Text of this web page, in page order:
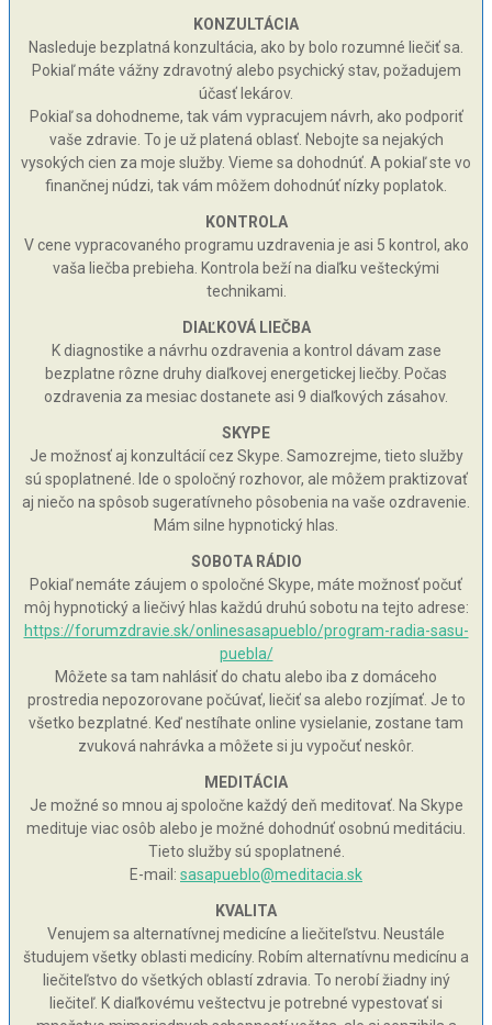
KONZULTÁCIA
Nasleduje bezplatná konzultácia, ako by bolo rozumné liečiť sa.
Pokiaľ máte vážny zdravotný alebo psychický stav, požadujem
účasť lekárov.
Pokiaľ sa dohodneme, tak vám vypracujem návrh, ako podporiť
vaše zdravie. To je už platená oblasť. Nebojte sa nejakých
vysokých cien za moje služby. Vieme sa dohodnúť. A pokiaľ ste vo
finančnej núdzi, tak vám môžem dohodnúť nízky poplatok.
KONTROLA
V cene vypracovaného programu uzdravenia je asi 5 kontrol, ako
vaša liečba prebieha. Kontrola beží na diaľku vešteckými
technikami.
DIAĽKOVÁ LIEČBA
K diagnostike a návrhu ozdravenia a kontrol dávam zase
bezplatne rôzne druhy diaľkovej energetickej liečby. Počas
ozdravenia za mesiac dostanete asi 9 diaľkových zásahov.
SKYPE
Je možnosť aj konzultácií cez Skype. Samozrejme, tieto služby
sú spoplatnené. Ide o spoločný rozhovor, ale môžem praktizovať
aj niečo na spôsob sugeratívneho pôsobenia na vaše ozdravenie.
Mám silne hypnotický hlas.
SOBOTA RÁDIO
Pokiaľ nemáte záujem o spoločné Skype, máte možnosť počuť
môj hypnotický a liečivý hlas každú druhú sobotu na tejto adrese:
https://forumzdravie.sk/onlinesasapueblo/program-radia-sasu-
puebla/
Môžete sa tam nahlásiť do chatu alebo iba z domáceho
prostredia nepozorovane počúvať, liečiť sa alebo rozjímať. Je to
všetko bezplatné. Keď nestíhate online vysielanie, zostane tam
zvuková nahrávka a môžete si ju vypočuť neskôr.
MEDITÁCIA
Je možné so mnou aj spoločne každý deň meditovať. Na Skype
medituje viac osôb alebo je možné dohodnúť osobnú meditáciu.
Tieto služby sú spoplatnené.
E-mail: sasapueblo@meditacia.sk
KVALITA
Venujem sa alternatívnej medicíne a liečiteľstvu. Neustále
študujem všetky oblasti medicíny. Robím alternatívnu medicínu a
liečiteľstvo do všetkých oblastí zdravia. To nerobí žiadny iný
liečiteľ. K diaľkovému veštectvu je potrebné vypestovať si